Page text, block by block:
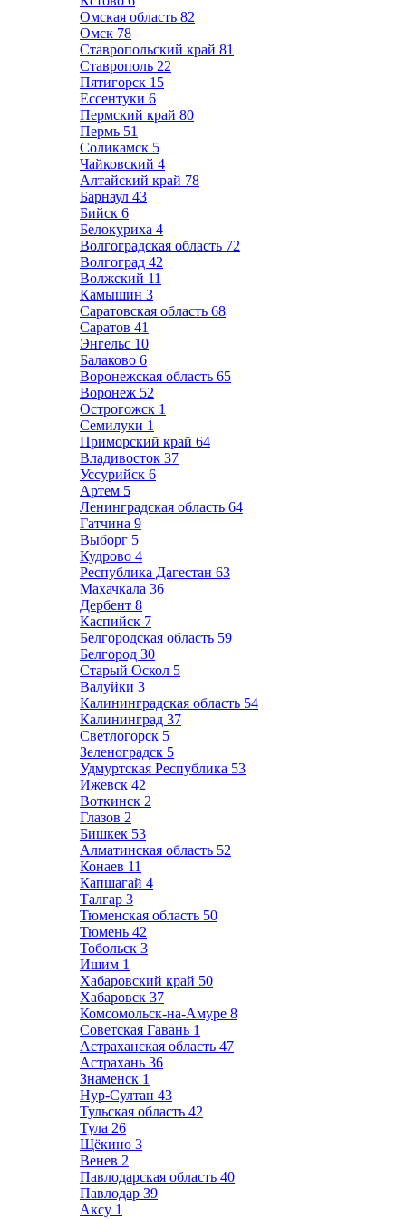
Омская область 82
Омск 78
Ставропольский край 81
Ставрополь 22
Пятигорск 15
Ессентуки 6
Пермский край 80
Пермь 51
Соликамск 5
Чайковский 4
Алтайский край 78
Барнаул 43
Бийск 6
Белокуриха 4
Волгоградская область 72
Волгоград 42
Волжский 11
Камышин 3
Саратовская область 68
Саратов 41
Энгельс 10
Балаково 6
Воронежская область 65
Воронеж 52
Острогожск 1
Семилуки 1
Приморский край 64
Владивосток 37
Уссурийск 6
Артем 5
Ленинградская область 64
Гатчина 9
Выборг 5
Кудрово 4
Республика Дагестан 63
Махачкала 36
Дербент 8
Каспийск 7
Белгородская область 59
Белгород 30
Старый Оскол 5
Валуйки 3
Калининградская область 54
Калининград 37
Светлогорск 5
Зеленоградск 5
Удмуртская Республика 53
Ижевск 42
Воткинск 2
Глазов 2
Бишкек 53
Алматинская область 52
Конаев 11
Капшагай 4
Талгар 3
Тюменская область 50
Тюмень 42
Тобольск 3
Ишим 1
Хабаровский край 50
Хабаровск 37
Комсомольск-на-Амуре 8
Советская Гавань 1
Астраханская область 47
Астрахань 36
Знаменск 1
Нур-Султан 43
Тульская область 42
Тула 26
Щёкино 3
Венев 2
Павлодарская область 40
Павлодар 39
Аксу 1